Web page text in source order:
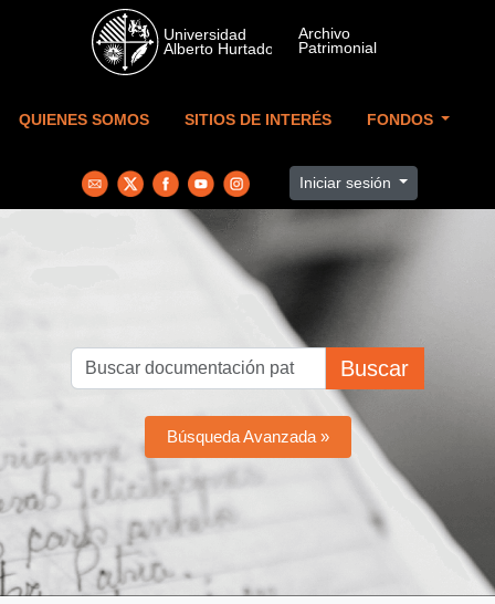
Skip to main content
QUIENES SOMOS SITIOS DE INTERÉS FONDOS
Iniciar sesión
Buscar
Búsqueda Avanzada »